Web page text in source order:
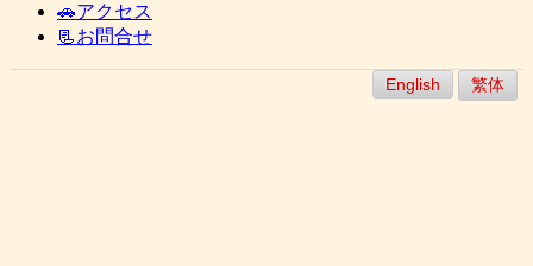
🚗アクセス
📃お問合せ
English 繁体